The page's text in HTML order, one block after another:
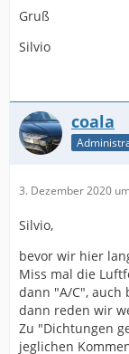
Gruß
Silvio
coala
3. Dezember 2020
Silvio,
bevor wir hier
Miss mal die
dann "A/C", auch
dann reden wir
Zu "Dichtungen
jeglichen